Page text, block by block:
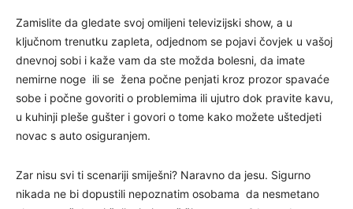
Zamislite da gledate svoj omiljeni televizijski show, a u
ključnom trenutku zapleta, odjednom se pojavi čovjek u vašoj
dnevnoj sobi i kaže vam da ste možda bolesni, da imate
nemirne noge ili se žena počne penjati kroz prozor spavaće
sobe i počne govoriti o problemima ili ujutro dok pravite kavu,
u kuhinji pleše gušter i govori o tome kako možete uštedjeti
novac s auto osiguranjem.
Zar nisu svi ti scenariji smiješni? Naravno da jesu. Sigurno
nikada ne bi dopustili nepoznatim osobama da nesmetano